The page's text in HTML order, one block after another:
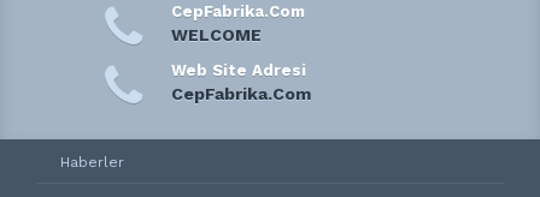
CepFabrika.Com
WELCOME
Web Site Adresi
CepFabrika.Com
Haberler